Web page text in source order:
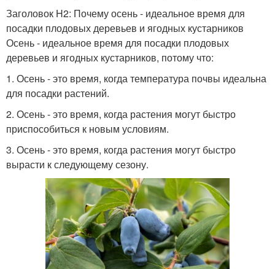
Заголовок H2: Почему осень - идеальное время для
посадки плодовых деревьев и ягодных кустарников
Осень - идеальное время для посадки плодовых
деревьев и ягодных кустарников, потому что:
1. Осень - это время, когда температура почвы идеальна
для посадки растений.
2. Осень - это время, когда растения могут быстро
приспособиться к новым условиям.
3. Осень - это время, когда растения могут быстро
вырасти к следующему сезону.